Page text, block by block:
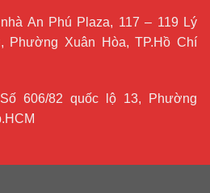
An Phú Plaza, 117 – 119 Lý
Phường Xuân Hòa, TP.Hồ Chí
606/82 quốc lộ 13, Phường